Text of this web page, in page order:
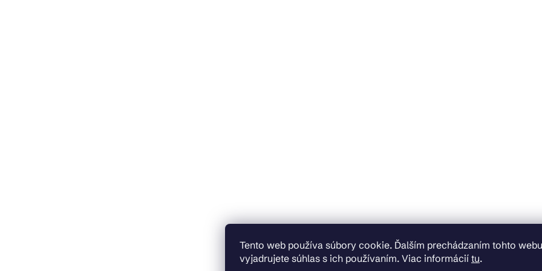
Tento web používa súbory cookie. Ďalším prechádzaním tohto webu
vyjadrujete súhlas s ich používaním. Viac informácií tu.